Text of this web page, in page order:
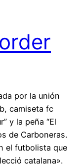
por la unión
camiseta fc
y la peña “El
de Carboneras.
el futbolista que
catalana».